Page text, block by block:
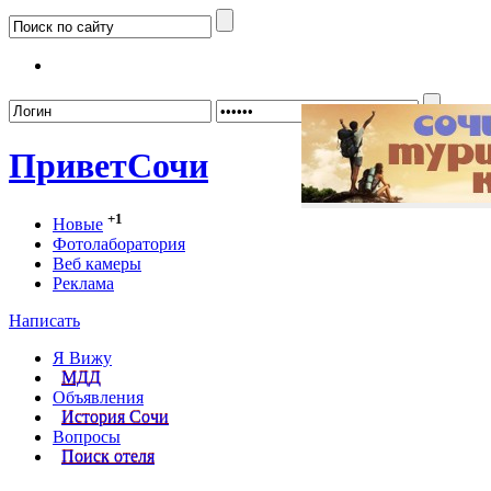
ПриветСочи
Новые +1
Фотолаборатория
Веб камеры
Реклама
Написать
Я Вижу
МДД
Объявления
История Сочи
Вопросы
Поиск отеля